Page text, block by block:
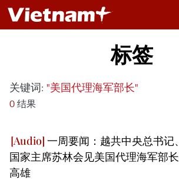
标签
关键词: "美国代理海军部长"
0 结果
一周要闻：越共中央总书记、
国家主席苏林会见美国代理海军部长
高雄